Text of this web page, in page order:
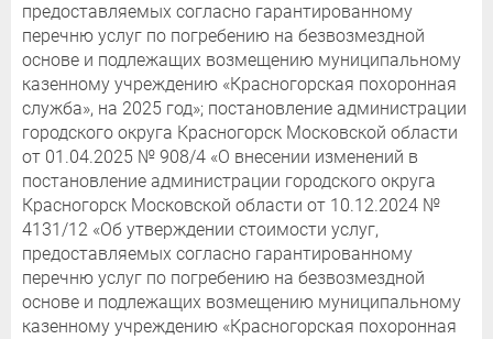
предоставляемых согласно гарантированному
перечню услуг по погребению на безвозмездной
основе и подлежащих возмещению муниципальному
казенному учреждению «Красногорская похоронная
служба», на 2025 год»; постановление администрации
городского округа Красногорск Московской области
от 01.04.2025 № 908/4 «О внесении изменений в
постановление администрации городского округа
Красногорск Московской области от 10.12.2024 №
4131/12 «Об утверждении стоимости услуг,
предоставляемых согласно гарантированному
перечню услуг по погребению на безвозмездной
основе и подлежащих возмещению муниципальному
казенному учреждению «Красногорская похоронная